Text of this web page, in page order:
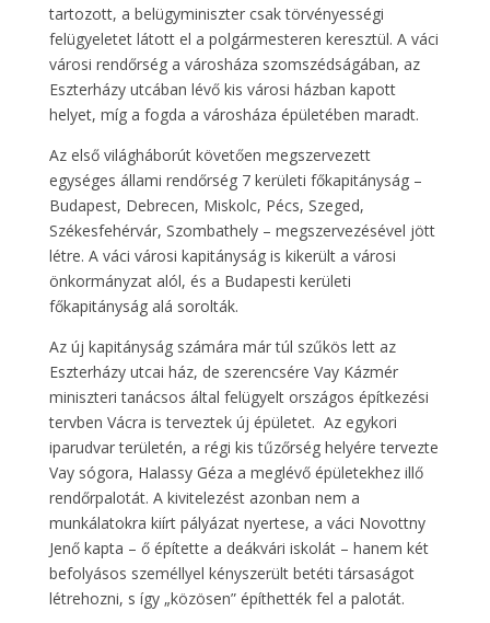
tartozott, a belügyminiszter csak törvényességi
felügyeletet látott el a polgármesteren keresztül. A váci
városi rendőrség a városháza szomszédságában, az
Eszterházy utcában lévő kis városi házban kapott
helyet, míg a fogda a városháza épületében maradt.
Az első világháborút követően megszervezett
egységes állami rendőrség 7 kerületi főkapitányság –
Budapest, Debrecen, Miskolc, Pécs, Szeged,
Székesfehérvár, Szombathely – megszervezésével jött
létre. A váci városi kapitányság is kikerült a városi
önkormányzat alól, és a Budapesti kerületi
főkapitányság alá sorolták.
Az új kapitányság számára már túl szűkös lett az
Eszterházy utcai ház, de szerencsére Vay Kázmér
miniszteri tanácsos által felügyelt országos építkezési
tervben Vácra is terveztek új épületet. Az egykori
iparudvar területén, a régi kis tűzőrség helyére tervezte
Vay sógora, Halassy Géza a meglévő épületekhez illő
rendőrpalotát. A kivitelezést azonban nem a
munkálatokra kiírt pályázat nyertese, a váci Novottny
Jenő kapta – ő építette a deákvári iskolát – hanem két
befolyásos személlyel kényszerült betéti társaságot
létrehozni, s így „közösen” építhették fel a palotát.